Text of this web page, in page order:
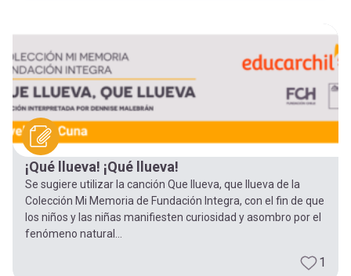
¡Qué llueva! ¡Qué llueva!
Se sugiere utilizar la canción Que llueva, que llueva de la
Colección Mi Memoria de Fundación Integra, con el fin de que
los niños y las niñas manifiesten curiosidad y asombro por el
fenómeno natural...
1